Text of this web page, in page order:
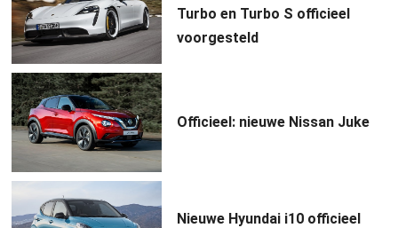
Turbo en Turbo S officieel
voorgesteld
Officieel: nieuwe Nissan Juke
Nieuwe Hyundai i10 officieel